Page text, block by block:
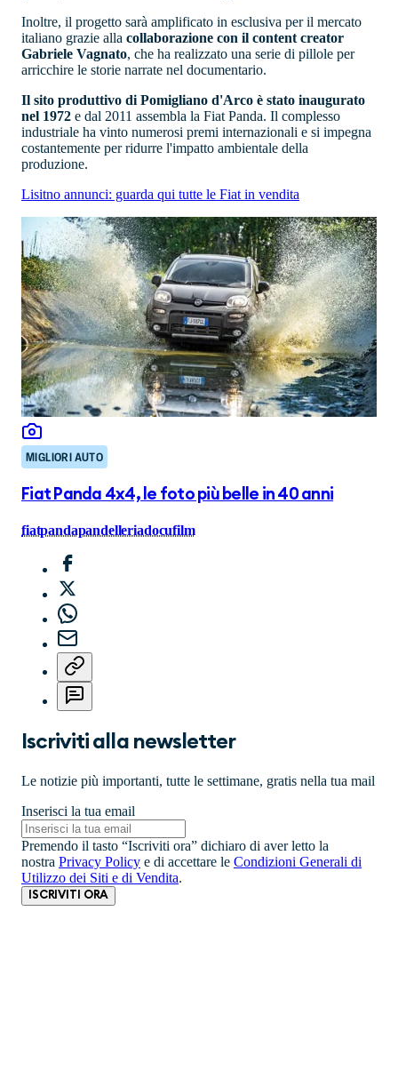
Inoltre, il progetto sarà amplificato in esclusiva per il mercato
italiano grazie alla collaborazione con il content creator
Gabriele Vagnato, che ha realizzato una serie di pillole per
arricchire le storie narrate nel documentario.
Il sito produttivo di Pomigliano d'Arco è stato inaugurato
nel 1972 e dal 2011 assembla la Fiat Panda. Il complesso
industriale ha vinto numerosi premi internazionali e si impegna
costantemente per ridurre l'impatto ambientale della
produzione.
Lisitno annunci: guarda qui tutte le Fiat in vendita
MIGLIORI AUTO
Fiat Panda 4x4, le foto più belle in 40 anni
fiatpandapandelleriadocufilm
Iscriviti alla newsletter
Le notizie più importanti, tutte le settimane, gratis nella tua mail
Inserisci la tua email
Premendo il tasto “Iscriviti ora” dichiaro di aver letto la
nostra Privacy Policy e di accettare le Condizioni Generali di
Utilizzo dei Siti e di Vendita.
ISCRIVITI ORA